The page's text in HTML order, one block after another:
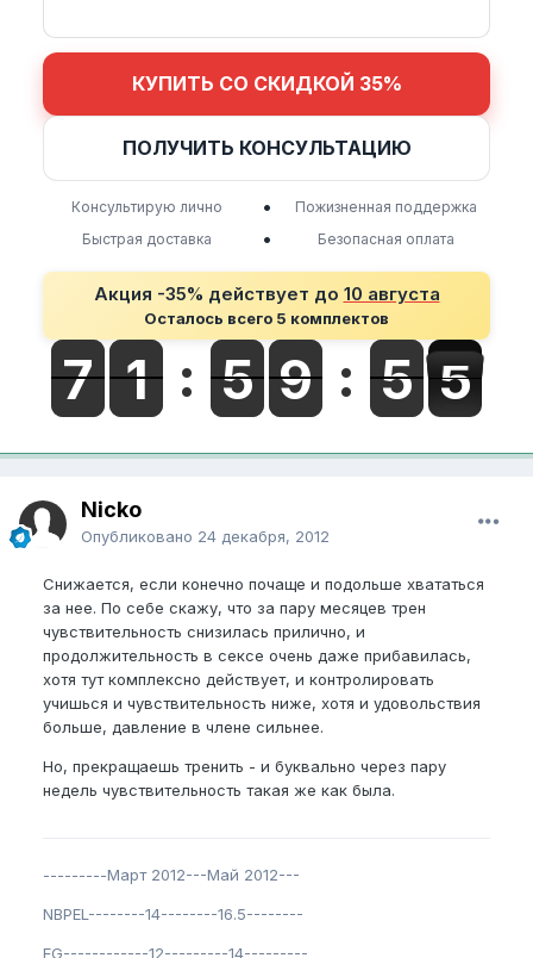
КУПИТЬ СО СКИДКОЙ 35%
ПОЛУЧИТЬ КОНСУЛЬТАЦИЮ
Консультирую лично •
Пожизненная поддержка
Быстрая доставка
• Безопасная оплата
Акция -35% действует до 10 августа
Осталось всего 5 комплектов
Nicko
Опубликовано 24 декабря, 2012
Снижается, если конечно почаще и подольше хвататься
за нее. По себе скажу, что за пару месяцев трен
чувствительность снизилась прилично, и
продолжительность в сексе очень даже прибавилась,
хотя тут комплексно действует, и контролировать
учишься и чувствительность ниже, хотя и удовольствия
больше, давление в члене сильнее.
Но, прекращаешь тренить - и буквально через пару
недель чувствительность такая же как была.
---------Март 2012---Май 2012---
NBPEL--------14--------16.5--------
EG------------12---------14---------